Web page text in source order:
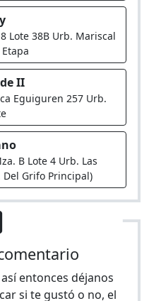
Lote 38B Urb. Mariscal
II
Eguiguren 257 Urb.
B Lote 4 Urb. Las
Del Grifo Principal)
así entonces déjanos
si te gustó o no, el